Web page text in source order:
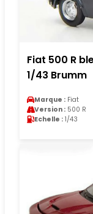
Fiat 500 R
1/43 Brumm
Marque : Fiat
Version : 500 R
Echelle : 1/43